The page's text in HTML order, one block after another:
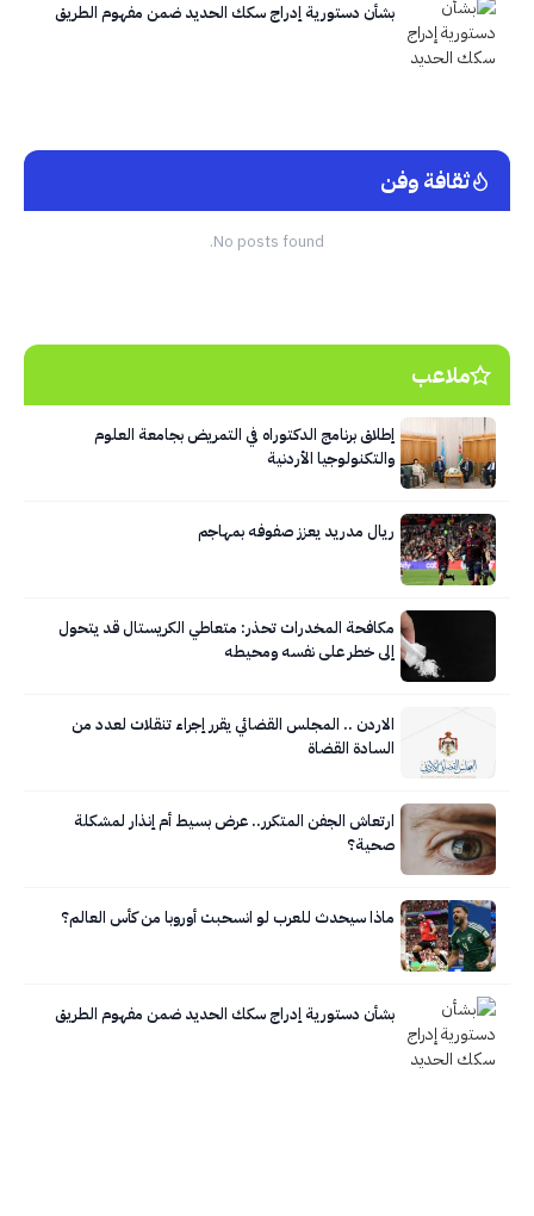
بشأن دستورية إدراج سكك الحديد ضمن مفهوم الطريق
ثقافة وفن
No posts found.
ملاعب
إطلاق برنامج الدكتوراه في التمريض بجامعة العلوم
والتكنولوجيا الأردنية
ريال مدريد يعزز صفوفه بمهاجم
مكافحة المخدرات تحذر: متعاطي الكريستال قد يتحول
إلى خطر على نفسه ومحيطه
الاردن .. المجلس القضائي يقرر إجراء تنقلات لعدد من
السادة القضاة
ارتعاش الجفن المتكرر.. عرض بسيط أم إنذار لمشكلة
صحية؟
ماذا سيحدث للعرب لو انسحبت أوروبا من كأس العالم؟
بشأن دستورية إدراج سكك الحديد ضمن مفهوم الطريق